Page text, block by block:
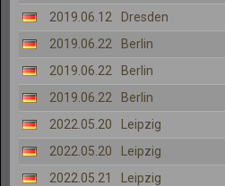
2019.06.12
Dresden
2019.06.22
Berlin
2019.06.22
Berlin
2019.06.22
Berlin
2022.05.20
Leipzig
2022.05.20
Leipzig
2022.05.21
Leipzig